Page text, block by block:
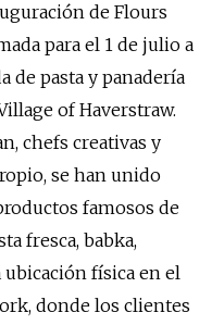
de Flours
para el 1 de julio a
de pasta y panadería
of Haverstraw.
chefs creativas y
se han unido
famosos de
fresca, babka,
ubicación física en el
donde los clientes